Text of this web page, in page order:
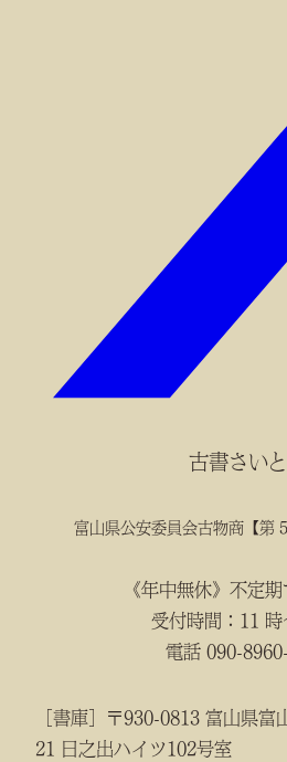
古書さい
富山県公安委員会古物商【第
《年中無休》不定
受付時間：11
電話 090-
［書庫］〒930-0813 富山県
21 日之出ハイツ102号室